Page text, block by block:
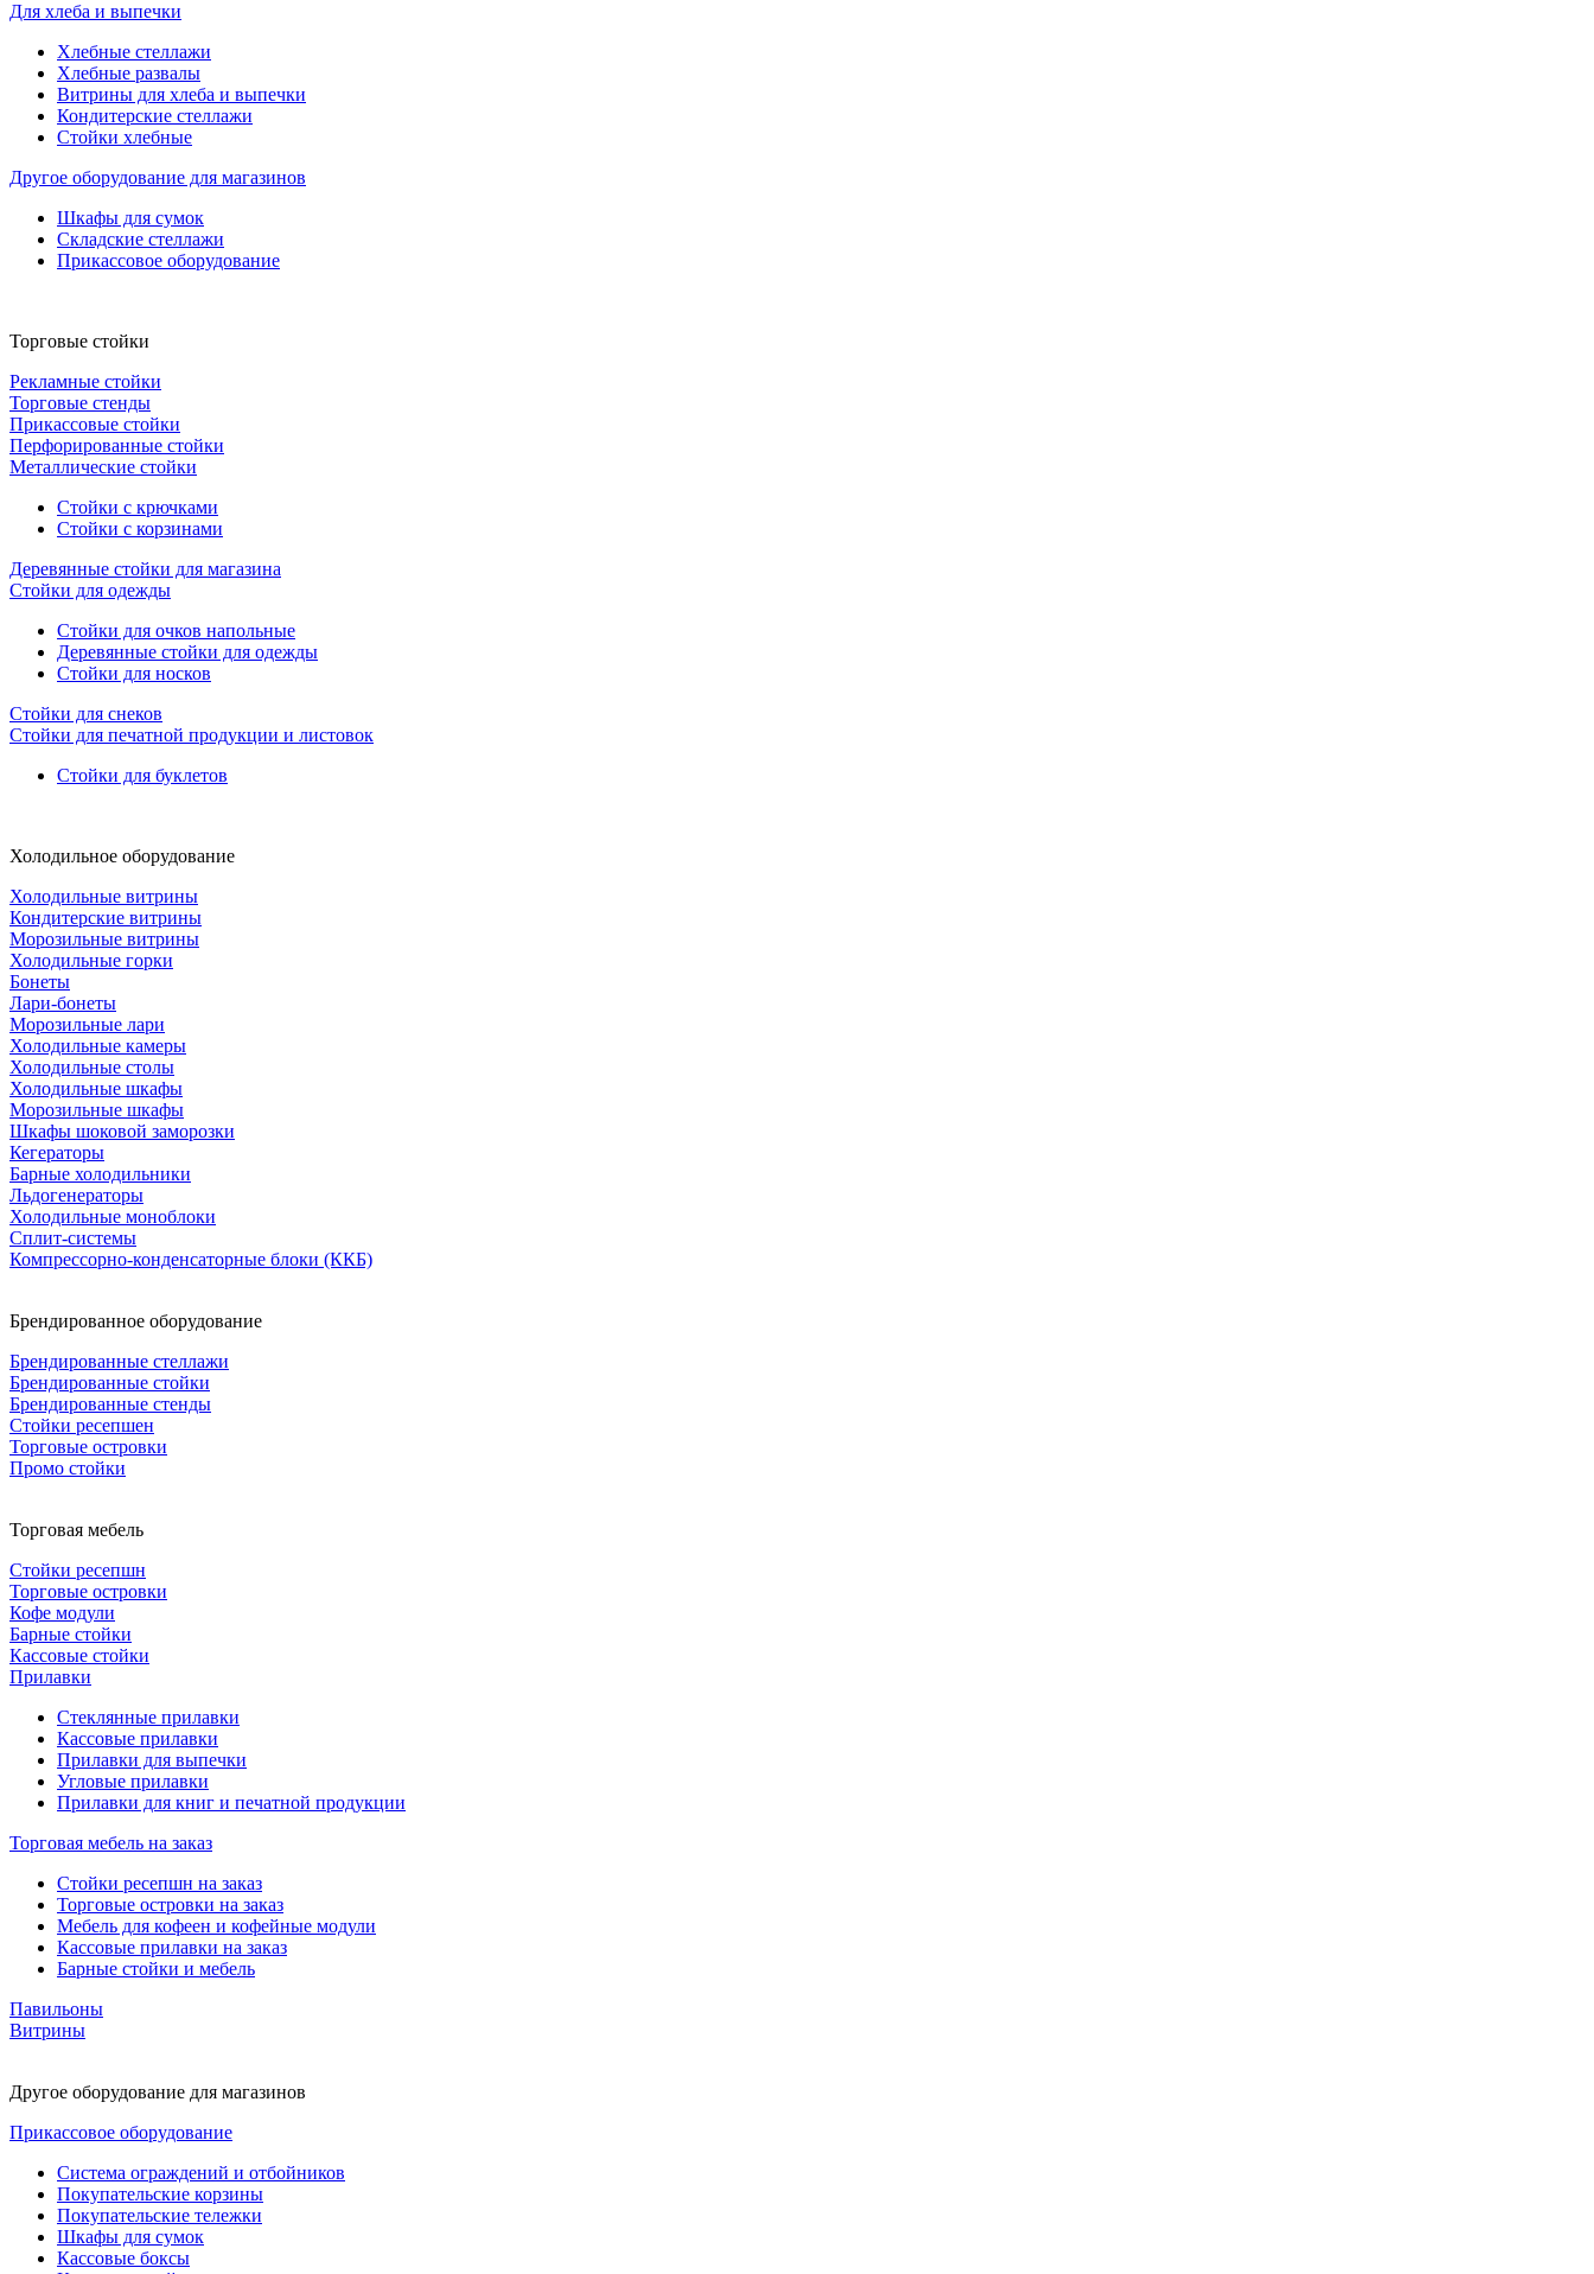
Для хлеба и выпечки
Хлебные стеллажи
Хлебные развалы
Витрины для хлеба и выпечки
Кондитерские стеллажи
Стойки хлебные
Другое оборудование для магазинов
Шкафы для сумок
Складские стеллажи
Прикассовое оборудование
Торговые стойки
Рекламные стойки
Торговые стенды
Прикассовые стойки
Перфорированные стойки
Металлические стойки
Стойки с крючками
Стойки с корзинами
Деревянные стойки для магазина
Стойки для одежды
Стойки для очков напольные
Деревянные стойки для одежды
Стойки для носков
Стойки для снеков
Стойки для печатной продукции и листовок
Стойки для буклетов
Холодильное оборудование
Холодильные витрины
Кондитерские витрины
Морозильные витрины
Холодильные горки
Бонеты
Лари-бонеты
Морозильные лари
Холодильные камеры
Холодильные столы
Холодильные шкафы
Морозильные шкафы
Шкафы шоковой заморозки
Кегераторы
Барные холодильники
Льдогенераторы
Холодильные моноблоки
Сплит-системы
Компрессорно-конденсаторные блоки (ККБ)
Брендированное оборудование
Брендированные стеллажи
Брендированные стойки
Брендированные стенды
Стойки ресепшен
Торговые островки
Промо стойки
Торговая мебель
Стойки ресепшн
Торговые островки
Кофе модули
Барные стойки
Кассовые стойки
Прилавки
Стеклянные прилавки
Кассовые прилавки
Прилавки для выпечки
Угловые прилавки
Прилавки для книг и печатной продукции
Торговая мебель на заказ
Стойки ресепшн на заказ
Торговые островки на заказ
Мебель для кофеен и кофейные модули
Кассовые прилавки на заказ
Барные стойки и мебель
Павильоны
Витрины
Другое оборудование для магазинов
Прикассовое оборудование
Система ограждений и отбойников
Покупательские корзины
Покупательские тележки
Шкафы для сумок
Кассовые боксы